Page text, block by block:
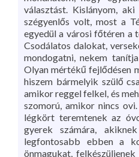
választást. Kislányom,
szégyenlős volt, most a
egyedül a városi főtéren a
Csodálatos dalokat,
mondogatni, nekem
Olyan mértékű fejlődésen
hiszem bármelyik szülő
amikor reggel felkel, és
szomorú, amikor nincs
légkört teremtenek az
gyerek számára,
legfontosabb ebben a
önmagukat,